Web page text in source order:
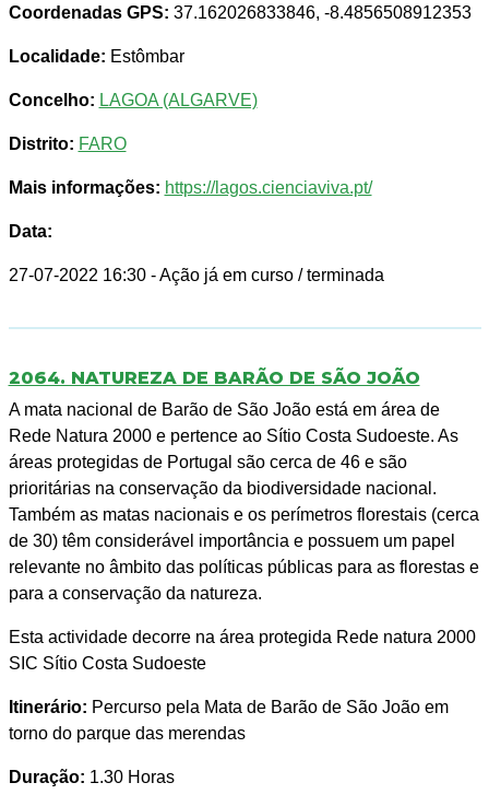
Coordenadas GPS: 37.162026833846, -8.4856508912353
Localidade: Estômbar
Concelho: LAGOA (ALGARVE)
Distrito: FARO
Mais informações: https://lagos.cienciaviva.pt/
Data:
27-07-2022 16:30 - Ação já em curso / terminada
2064. NATUREZA DE BARÃO DE SÃO JOÃO
A mata nacional de Barão de São João está em área de
Rede Natura 2000 e pertence ao Sítio Costa Sudoeste. As
áreas protegidas de Portugal são cerca de 46 e são
prioritárias na conservação da biodiversidade nacional.
Também as matas nacionais e os perímetros florestais (cerca
de 30) têm considerável importância e possuem um papel
relevante no âmbito das políticas públicas para as florestas e
para a conservação da natureza.
Esta actividade decorre na área protegida Rede natura 2000
SIC Sítio Costa Sudoeste
Itinerário: Percurso pela Mata de Barão de São João em
torno do parque das merendas
Duração: 1.30 Horas